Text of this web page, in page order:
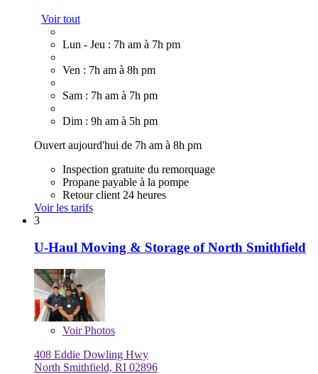
Voir tout
Lun - Jeu : 7h am à 7h pm
Ven : 7h am à 8h pm
Sam : 7h am à 7h pm
Dim : 9h am à 5h pm
Ouvert aujourd'hui de 7h am à 8h pm
Inspection gratuite du remorquage
Propane payable à la pompe
Retour client 24 heures
Voir les tarifs
3
U-Haul Moving & Storage of North Smithfield
VoirPhotos
408 Eddie Dowling Hwy
North Smithfield, RI 02896